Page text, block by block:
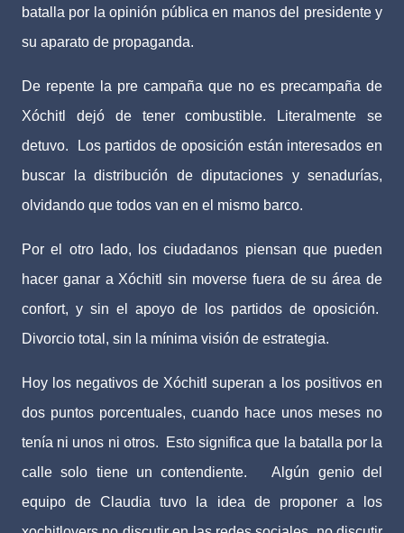
batalla por la opinión pública en manos del presidente y
su aparato de propaganda.
De repente la pre campaña que no es precampaña de
Xóchitl dejó de tener combustible. Literalmente se
detuvo.
Los partidos de oposición están interesados en
buscar la distribución de diputaciones y senadurías,
olvidando que todos van en el mismo barco.
Por el otro lado, los ciudadanos piensan que pueden
hacer ganar a Xóchitl sin moverse fuera de su área de
confort, y sin el apoyo de los partidos de oposición.
Divorcio total, sin la mínima visión de estrategia.
Hoy los negativos de Xóchitl superan a los positivos en
dos puntos porcentuales, cuando hace unos meses no
tenía ni unos ni otros.
Esto significa que la batalla por la
calle solo tiene un contendiente.
Algún genio del
equipo de Claudia tuvo la idea de proponer a los